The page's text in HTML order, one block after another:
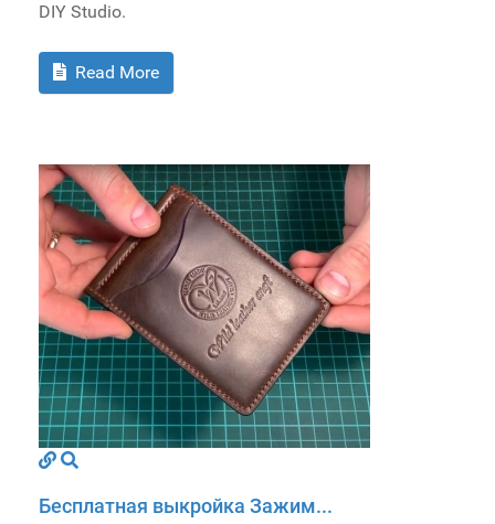
DIY Studio.
Read More
Бесплатная выкройка Зажим...